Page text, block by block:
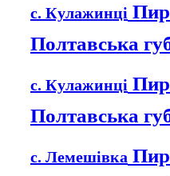
с. Кулажинці
Полтавська
с. Кулажинці
Полтавська
с. Лемешівка